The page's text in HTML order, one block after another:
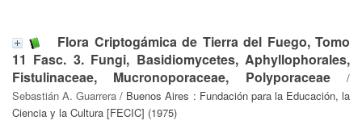
Flora Criptogámica de Tierra del Fuego, Tomo
11 Fasc. 3. Fungi, Basidiomycetes, Aphyllophorales,
Fistulinaceae, Mucronoporaceae, Polyporaceae/
Sebastián A. Guarrera / Buenos Aires : Fundación para la Educación, la
Ciencia y la Cultura [FECIC] (1975)